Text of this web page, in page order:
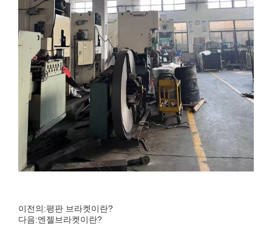
이전의:평판 브라켓이란?
다음:엔젤브라켓이란?